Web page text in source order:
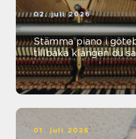
02. juli 2026
Stämma piano i göteborg
tillbaka klangen du
01. juli 2026